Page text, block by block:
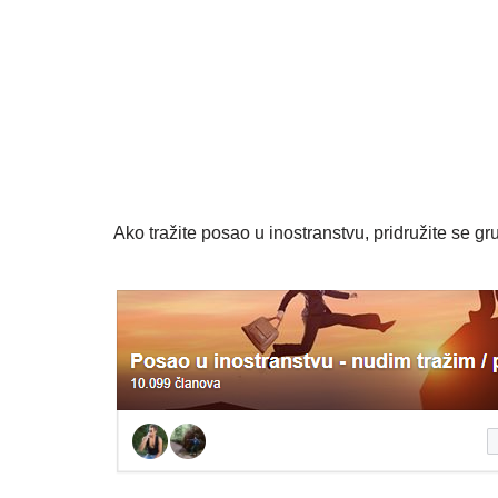
Ako tražite posao u inostranstvu, pridružite se